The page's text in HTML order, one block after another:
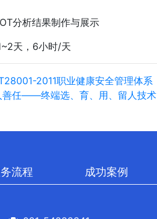
分析结果制作与展示
天，6小时/天
2011职业健康安全管理体系
善任——终端选、育、用、留人技术
流程 成功案例